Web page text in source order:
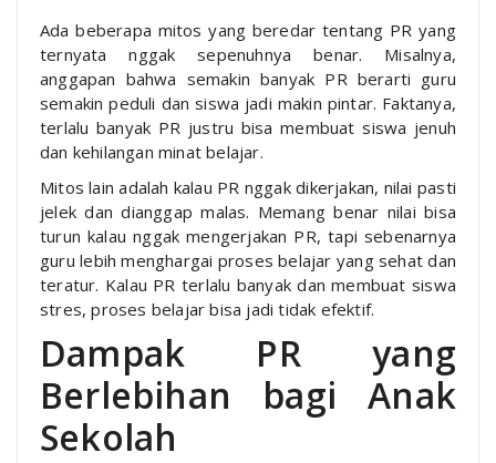
Ada beberapa mitos yang beredar tentang PR yang
ternyata nggak sepenuhnya benar. Misalnya,
anggapan bahwa semakin banyak PR berarti guru
semakin peduli dan siswa jadi makin pintar. Faktanya,
terlalu banyak PR justru bisa membuat siswa jenuh
dan kehilangan minat belajar.
Mitos lain adalah kalau PR nggak dikerjakan, nilai pasti
jelek dan dianggap malas. Memang benar nilai bisa
turun kalau nggak mengerjakan PR, tapi sebenarnya
guru lebih menghargai proses belajar yang sehat dan
teratur. Kalau PR terlalu banyak dan membuat siswa
stres, proses belajar bisa jadi tidak efektif.
Dampak PR yang
Berlebihan bagi Anak
Sekolah